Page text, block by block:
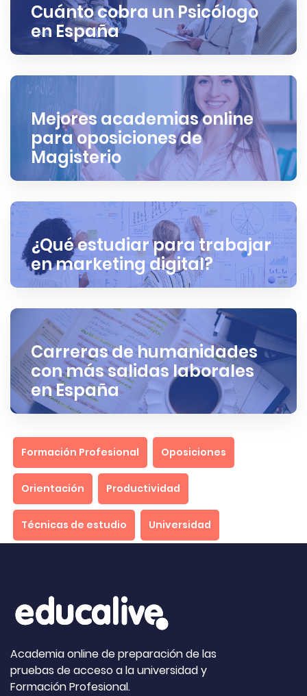
Cuánto cobra un Psicólogo
en España
Mejores academias online
para oposiciones de
Magisterio
¿Qué estudiar para trabajar
en marketing digital?
Carreras de humanidades
con más salidas laborales
en España
Formación Profesional Oposiciones
Orientación Productividad
Técnicas de estudio Universidad
Academia online de preparación de las
pruebas de acceso a la universidad y
Formación Profesional.